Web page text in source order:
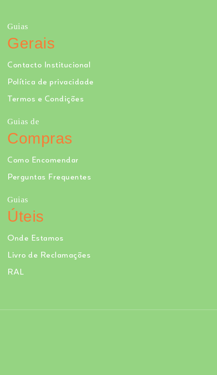
Guias
Gerais
Contacto Institucional
Política de privacidade
Termos e Condições
Guias de
Compras
Como Encomendar
Perguntas Frequentes
Guias
Úteis
Onde Estamos
Livro de Reclamações
RAL